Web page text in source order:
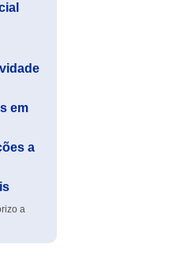
em
a
a